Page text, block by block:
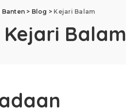
Banten > Blog > Kejari Balam
Kejari Balam